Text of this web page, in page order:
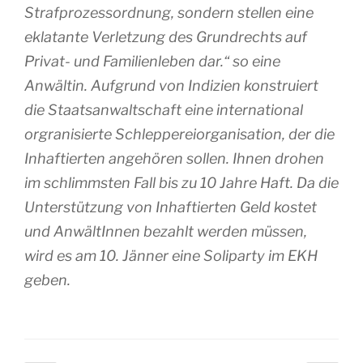
Strafprozessordnung, sondern stellen eine
eklatante Verletzung des Grundrechts auf
Privat- und Familienleben dar.“ so eine
Anwältin. Aufgrund von Indizien konstruiert
die Staatsanwaltschaft eine international
orgranisierte Schleppereiorganisation, der die
Inhaftierten angehören sollen. Ihnen drohen
im schlimmsten Fall bis zu 10 Jahre Haft. Da die
Unterstützung von Inhaftierten Geld kostet
und AnwältInnen bezahlt werden müssen,
wird es am 10. Jänner eine Soliparty im EKH
geben.